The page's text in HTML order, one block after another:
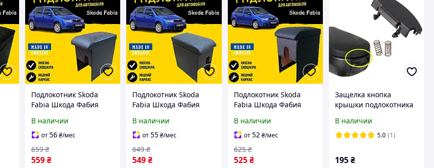
Подлокотник Skoda
Fabia Шкода Фабия
тюнинг салона обвес
Tuning аксессуары
В наличии
от56₴/мес
559₴
659 ₴
Подлокотник Skoda
Fabia Шкода Фабия
тюнинг салона обвес
Tuning аксессуары
В наличии
от55₴/мес
549₴
649 ₴
Подлокотник Skoda
Fabia Шкода Фабия
тюнинг салона обвес
Tuning аксессуары
В наличии
от52 ₴/мес
525 ₴
625 ₴
Защелка кнопка
крышки подлокотника
В наличии
5.0 (1)
195₴